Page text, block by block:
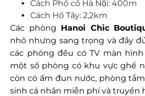
Cách Phố cổ Hà Nội: 400m
Cách Hồ Tây: 2,2km
Các phòng Hanoi Chic
nhỏ nhưng sang trọng và đầy
các phòng đều có TV màn
một số phòng có khu vực ghế
còn có ấm đun nước, phòng
sinh cá nhân miễn phí và truyền